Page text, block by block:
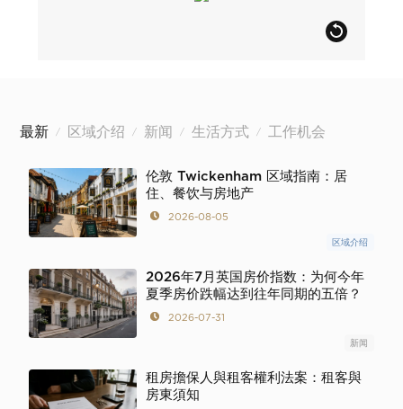
最新 / 区域介绍 / 新闻 / 生活方式 / 工作机会
伦敦 Twickenham 区域指南：居
住、餐饮与房地产
2026-08-05
区域介绍
2026年7月英国房价指数：为何今年
夏季房价跌幅达到往年同期的五倍？
2026-07-31
新闻
租房擔保人與租客權利法案：租客與
房東須知